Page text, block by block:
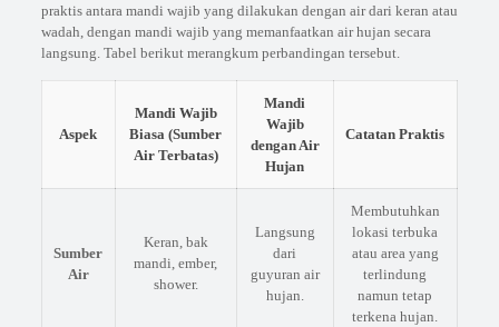
praktis antara mandi wajib yang dilakukan dengan air dari keran atau
wadah, dengan mandi wajib yang memanfaatkan air hujan secara
langsung. Tabel berikut merangkum perbandingan tersebut.
Aspek
Mandi Wajib
Biasa (Sumber
Air Terbatas)
Mandi
Wajib
dengan Air
Hujan
Catatan Praktis
Sumber
Air
Keran, bak
mandi, ember,
shower.
Langsung
dari
guyuran air
hujan.
Membutuhkan
lokasi terbuka
atau area yang
terlindung
namun tetap
terkena hujan.